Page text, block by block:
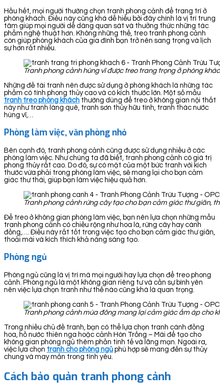
Hầu hết, mọi người thường chọn tranh phong cảnh để trang trí ở
phòng khách. Điều này cũng khá dễ hiểu bởi đây chính là vị trí trung
tâm giúp mọi người dễ dàng quan sát và thưởng thức những tác
phẩm nghệ thuật hơn. Không những thế, treo tranh phong cảnh
còn giúp phòng khách của gia đình bạn trở nên sang trọng và lịch
sự hơn rất nhiều.
Tranh phong cảnh hùng vĩ được treo trang trọng ở phòng
Những đề tài tranh nên được sử dụng ở phòng khách là những tác
phẩm có tính phong thủy cao và có kích thước lớn. Một số mẫu
tranh treo phòng khách thường dùng để treo ở không gian nội thất
này như tranh làng quê, tranh sơn thủy hữu tình, tranh thác nước
hùng vĩ,…
Phòng làm việc, văn phòng nhỏ
Bên cạnh đó, tranh phong cảnh cũng được sử dụng nhiều ở các
phòng làm việc. Như chúng ta đã biết, tranh phong cảnh có giá trị
phong thủy rất cao. Do đó, sự có mặt của một bức tranh với kích
thước vừa phải trong phòng làm việc, sẽ mang lại cho bạn cảm
giác thư thái, giúp bạn làm việc hiệu quả hơn.
Tranh phong cảnh rừng cây tạo cho bạn cảm giác thư giãn,
Để treo ở không gian phòng làm việc, bạn nên lựa chọn những mẫu
tranh phong cảnh có chiều rộng như hoa lá, rừng cây hay cánh
đồng,…. Điều này rất tốt trong việc tạo cho bạn cảm giác thư giãn,
thoải mái và kích thích khả năng sáng tạo.
Phòng ngủ
Phòng ngủ cũng là vị trí mà mọi người hay lựa chọn để treo phong
cảnh. Phòng ngủ là một không gian riêng tư và cần sự bình yên
nên việc lựa chọn tranh như thế nào cũng khá là quan trọng.
Tranh phong cảnh mùa đông mang lại cảm giác ấm áp cho
Trong nhiều chủ đề tranh, bạn có thể lựa chọn tranh cánh đồng
hoa, hồ nước thiên nga hoặc cảnh Hòn Trống – Mái để tạo cho
không gian phòng ngủ thêm phần tinh tế và lãng mạn. Ngoài ra,
việc lựa chọn tranh cho phòng ngủ phù hợp sẽ mang đến sự thủy
chung và may mắn trong tình yêu.
Cách bảo quản tranh phong cảnh